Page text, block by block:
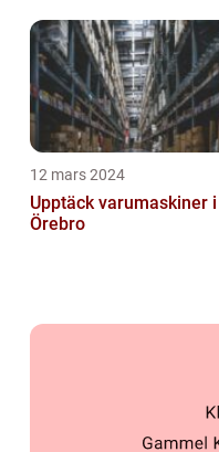
12 mars 2024
Upptäck varumaskiner i
Örebro